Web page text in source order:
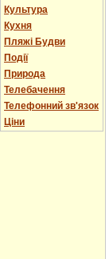
Культура
Кухня
Пляжі Будви
Події
Природа
Телебачення
Телефонний зв'язок
Ціни